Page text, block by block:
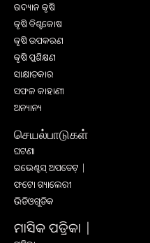
ଉଦ୍ୟାନ କୃଷି
କୃଷି ବିଶ୍ବକୋଷ
କୃଷି ଉପକରଣ
କୃଷି ପ୍ରଶିକ୍ଷଣ
ସାକ୍ଷାତକାର
ସଫଳ କାହାଣୀ
ଅନ୍ୟାନ୍ୟ
செயல்பாடுகள்
ଘଟଣା
ଇଭେଣ୍ଟସ୍ ଅପଡେଟ୍ |
ଫଟୋ ଗ୍ୟାଲେରୀ
ଭିଡିଓଗୁଡିକ
ମାସିକ ପତ୍ରିକା |